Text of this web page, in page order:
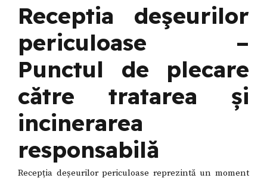
Receptia deşeurilor
periculoase –
Punctul de plecare
către tratarea și
incinerarea
responsabilă
Recepția deșeurilor periculoase reprezintă un moment